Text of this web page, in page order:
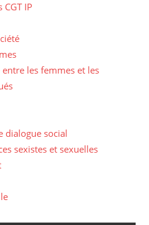
IP
les femmes et les
dialogue social
sexistes et sexuelles